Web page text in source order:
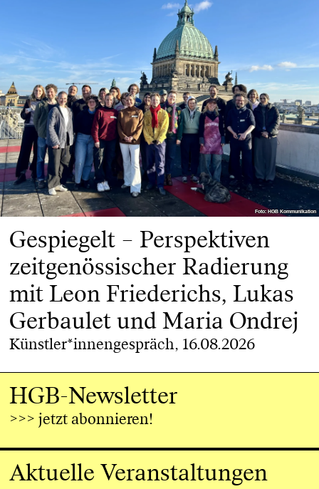
Foto: HGB Kommunikation
Foto: HGB Kommunikation
Gespiegelt – Perspektiven
zeitgenössischer Radierung
mit Leon Friederichs, Lukas
Gerbaulet und Maria Ondrej
Künstler*innengespräch, 16.08.2026
HGB-Newsletter
>>> jetzt abonnieren!
Aktuelle Veranstaltungen